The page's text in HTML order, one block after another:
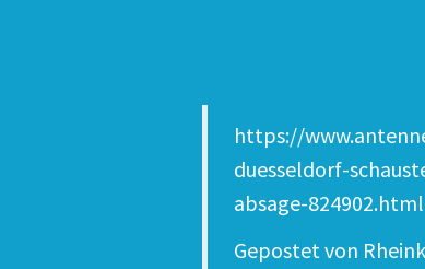
https://
duesseldorf-
absage-824902.html
Gepostet von